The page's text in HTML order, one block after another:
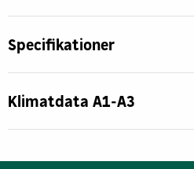
Specifikationer
Klimatdata A1-A3